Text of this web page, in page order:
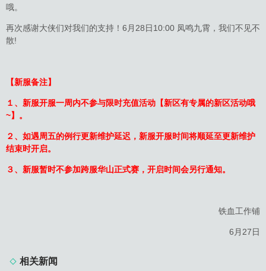
哦。
再次感谢大侠们对我们的支持！6月28日10:00 凤鸣九霄，我们不见不
散!
【新服备注】
１、新服开服一周内不参与限时充值活动【新区有专属的新区活动哦
~】。
２、如遇周五的例行更新维护延迟，新服开服时间将顺延至更新维护
结束时开启。
３、新服暂时不参加跨服华山正式赛，开启时间会另行通知。
铁血工作铺
6月27日
相关新闻